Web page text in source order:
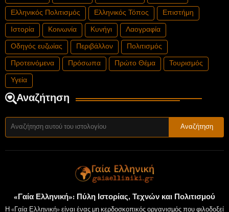
Ελληνικός Πολιτισμός Ελληνικός Τόπος Επιστήμη
Ιστορία Κοινωνία Κυνήγι Λαογραφία
Οδηγός ευζωίας Περιβάλλον Πολιτισμός
Προτεινόμενα Πρόσωπα Πρώτο Θέμα Τουρισμός
Υγεία
Αναζήτηση
«Γαία Ελληνική»: Πύλη Ιστορίας, Τεχνών και Πολιτισμού
Η «Γαία Ελληνική» είναι ένας μη κερδοσκοπικός οργανισμός που φιλοδοξεί